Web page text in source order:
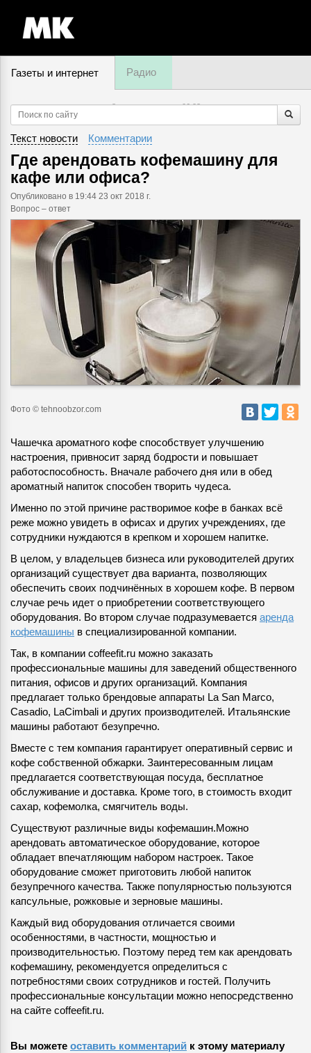
Газеты и интернет Радио
8 августа, пятница,06:23
Текст новости Комментарии
Где арендовать кофемашину для
кафе или офиса?
Опубликовано в 19:44 23 окт 2018 г.
Вопрос – ответ
Фото © tehnoobzor.com
Чашечка ароматного кофе способствует улучшению
настроения, привносит заряд бодрости и повышает
работоспособность. Вначале рабочего дня или в обед
ароматный напиток способен творить чудеса.
Именно по этой причине растворимое кофе в банках всё
реже можно увидеть в офисах и других учреждениях, где
сотрудники нуждаются в крепком и хорошем напитке.
В целом, у владельцев бизнеса или руководителей других
организаций существует два варианта, позволяющих
обеспечить своих подчинённых в хорошем кофе. В первом
случае речь идет о приобретении соответствующего
оборудования. Во втором случае подразумевается аренда
кофемашины в специализированной компании.
Так, в компании coffeefit.ru можно заказать
профессиональные машины для заведений общественного
питания, офисов и других организаций. Компания
предлагает только брендовые аппараты La San Marco,
Casadio, LaCimbali и других производителей. Итальянские
машины работают безупречно.
Вместе с тем компания гарантирует оперативный сервис и
кофе собственной обжарки. Заинтересованным лицам
предлагается соответствующая посуда, бесплатное
обслуживание и доставка. Кроме того, в стоимость входит
сахар, кофемолка, смягчитель воды.
Существуют различные виды кофемашин.Можно
арендовать автоматическое оборудование, которое
обладает впечатляющим набором настроек. Такое
оборудование сможет приготовить любой напиток
безупречного качества. Также популярностью пользуются
капсульные, рожковые и зерновые машины.
Каждый вид оборудования отличается своими
особенностями, в частности, мощностью и
производительностью. Поэтому перед тем как арендовать
кофемашину, рекомендуется определиться с
потребностями своих сотрудников и гостей. Получить
профессиональные консультации можно непосредственно
на сайте coffeefit.ru.
Вы можете оставить комментарий к этому материалу